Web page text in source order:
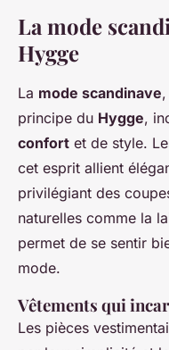
La mode
Hygge
La mode scandinave
principe du Hygge,
confort et de style.
cet esprit allient
privilégiant des
naturelles comme la
permet de se sentir
mode.
Vêtements qui
Les pièces